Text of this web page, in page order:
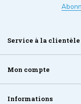
Service à la clientèle
Mon compte
Informations